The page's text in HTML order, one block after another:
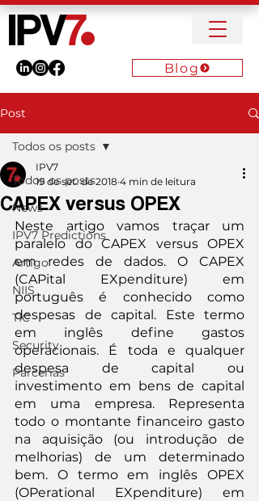
Blog
Post
Todos os posts
News
IPV7 Predictions
Artigo
NIIS
TIC
Security
Parcerias
Todos os posts
CAPEX versus OPEX
IPV7
19 de set. de 2018 4 min de leitura
Neste artigo vamos traçar um
paralelo do CAPEX versus OPEX
em redes de dados. O CAPEX
(CAPital EXpenditure) em
português é conhecido como
despesas de capital. Este termo
em inglês define gastos
operacionais. É toda e qualquer
despesa de capital ou
investimento em bens de capital
em uma empresa. Representa
todo o montante financeiro gasto
na aquisição (ou introdução de
melhorias) de um determinado
bem. O termo em inglês OPEX
(OPerational EXpenditure) em